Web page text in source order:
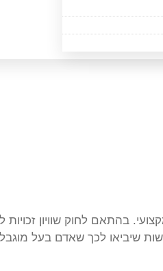
בהתאם לחוק שוויון
הנדרשות שיביאו לכך שאדם בעל